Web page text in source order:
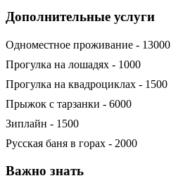
Дополнительные услуги
Одноместное проживание - 13000
Прогулка на лошадях - 1000
Прогулка на квадроциклах - 1500
Прыжок с тарзанки - 6000
Зиплайн - 1500
Русская баня в горах - 2000
Важно знать